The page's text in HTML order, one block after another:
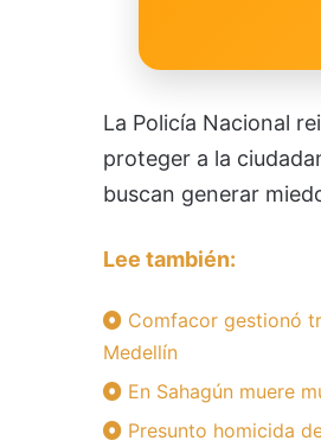
La Policía Nacional
proteger a la
buscan generar
Lee también:
Comfacor gestionó
Medellín
En Sahagún muere
Presunto homicida